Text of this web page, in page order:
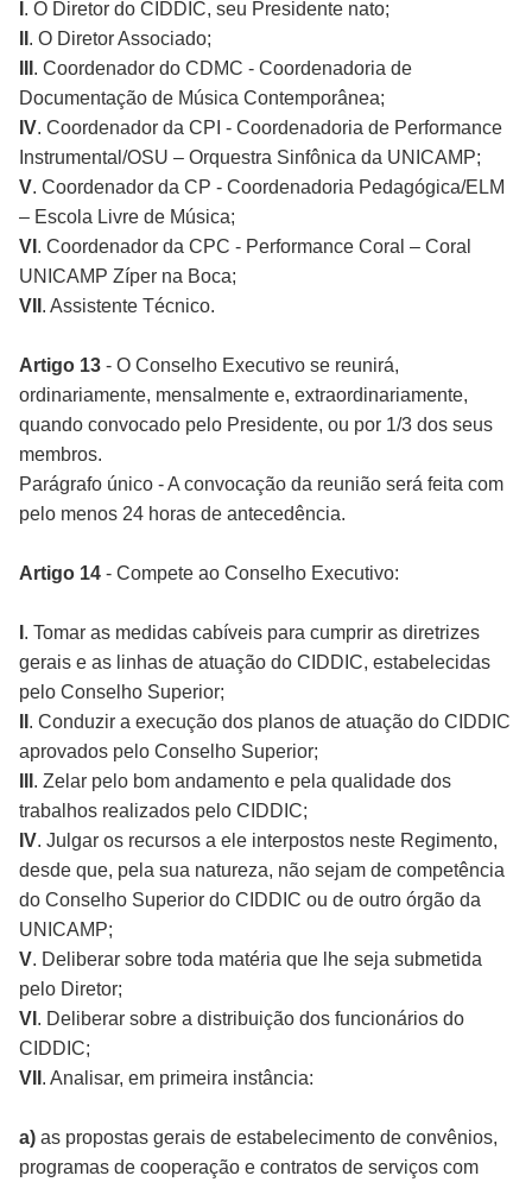
. O Diretor do CIDDIC, seu Presidente nato;
. O Diretor Associado;
. Coordenador do CDMC - Coordenadoria de
Documentação de Música Contemporânea;
IV. Coordenador da CPI - Coordenadoria de Performance
Instrumental/OSU – Orquestra Sinfônica da UNICAMP;
V. Coordenador da CP - Coordenadoria Pedagógica/ELM
– Escola Livre de Música;
VI . Coordenador da CPC - Performance Coral – Coral
UNICAMP Zíper na Boca;
VII . Assistente Técnico.
Artigo 13 - O Conselho Executivo se reunirá,
ordinariamente, mensalmente e, extraordinariamente,
quando convocado pelo Presidente, ou por 1/3 dos seus
membros.
Parágrafo único - A convocação da reunião será feita com
pelo menos 24 horas de antecedência.
Artigo 14 - Compete ao Conselho Executivo:
. Tomar as medidas cabíveis para cumprir as diretrizes
gerais e as linhas de atuação do CIDDIC, estabelecidas
pelo Conselho Superior;
. Conduzir a execução dos planos de atuação do CIDDIC
aprovados pelo Conselho Superior;
. Zelar pelo bom andamento e pela qualidade dos
trabalhos realizados pelo CIDDIC;
IV. Julgar os recursos a ele interpostos neste Regimento,
desde que, pela sua natureza, não sejam de competência
do Conselho Superior do CIDDIC ou de outro órgão da
UNICAMP;
V. Deliberar sobre toda matéria que lhe seja submetida
pelo Diretor;
VI . Deliberar sobre a distribuição dos funcionários do
CIDDIC;
VII . Analisar, em primeira instância:
a) as propostas gerais de estabelecimento de convênios,
programas de cooperação e contratos de serviços com